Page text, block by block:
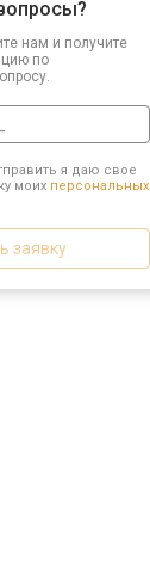
нам и получите
по
я даю свое
моих персональных
заявку